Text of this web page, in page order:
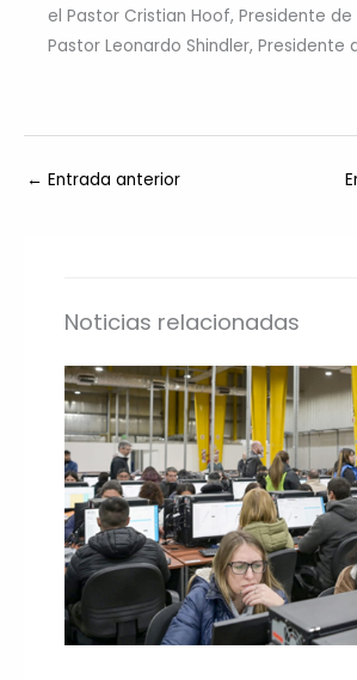
el Pastor Cristian Hoof, Presidente de
Pastor Leonardo Shindler, Presidente
← Entrada anterior
Noticias relacionadas